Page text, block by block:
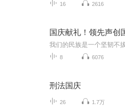
16 2616
国庆献礼！领先声创
8 6076
刑法国庆
26 1.7万